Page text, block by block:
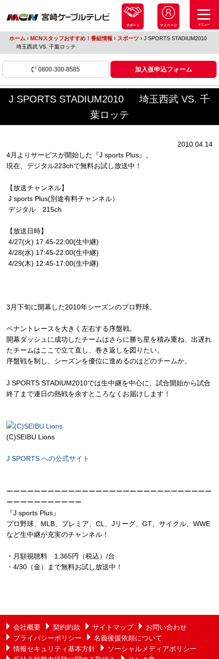
サポート マイページ メニュー
ホーム › MCNスタッフおすすめ！番組情報 › スポーツ ›J SPORTS STADIUM2010
埼玉西武 VS. 千葉ロッテ
0800-300-8585 加入仮申込フォーム
J SPORTS STADIUM2010 埼玉西武 VS. 千
葉ロッテ
2010.04.14
4月よりサービスが開始した『J sports Plus』。
現在、デジタル223chで無料お試し放送中！
【放送チャンネル】
J sports Plus(別途有料チャンネル）
デジタル 215ch
【放送日時】
4/27(火) 17:45-22:00(生中継)
4/28(水) 17:45-22:00(生中継)
4/29(木) 12:45-17:00(生中継)
3月下旬に開幕した2010年シーズンのプロ野球。
ペナントレースを大きく左右する序盤戦。
開幕ダッシュに成功したチームはさらに勝ち星を積み重ね、出遅れ
たチームはここで立て直し、巻き返しを図りたい。
序盤戦を制し、シーズンを優位に進めるのはどのチームか。
J SPORTS STADIUM2010では生中継を中心に、試合開始から試合
終了まで連日の熱戦を余すところなくお届けします！
(C)SEIBU Lions
J SPORTS への公式サイト
ーーーーーーーーーーーーーーーーーーーーーーーーーーーーーー
ーーーーーーーーーーー
『J sports Plus』
プロ野球、MLB、プレミア、CL、Jリーグ、GT、サイクル、WWE
など生中継が充実のチャンネル！
・月額視聴料 1,365円（税込）/台
・4/30（金）まで無料お試し放送中！
会社概要 契約約款 サイトマップ
お問い合わせ
プライバシーポリシー
名義後援依頼について
情報セキュリティ基本方針
ソーシャルメディアポリシー